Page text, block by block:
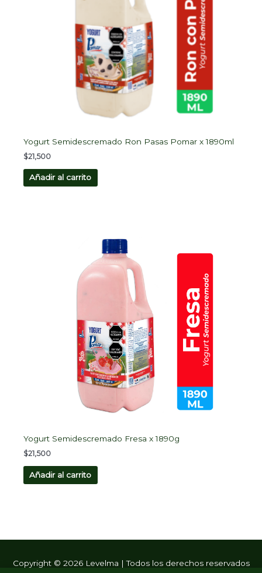
Yogurt Semidescremado Ron Pasas Pomar x 1890ml
$21,500
Añadir al carrito
Yogurt Semidescremado Fresa x 1890g
$21,500
Añadir al carrito
Copyright © 2026 Levelma | Todos los derechos reservados